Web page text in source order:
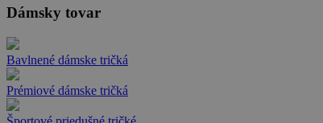
Dámsky tovar
Bavlnené dámske tričká
Prémiové dámske tričká